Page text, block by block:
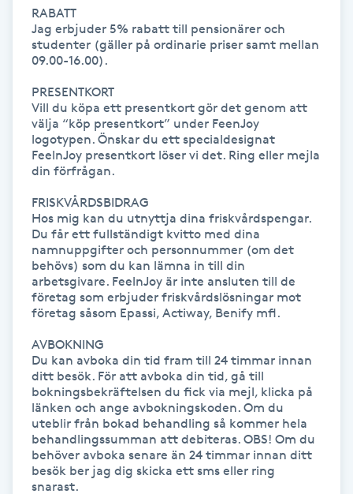
IR-massage
Japansk massage
Katun fransar
Kemisk peeling
Keratinbehandling
Kinesiologi
Kinesisk medicin
Kiropraktik
Klangmassage
RABATT
Jag erbjuder 5% rabatt till pensionärer och
studenter (gäller på ordinarie priser samt mellan
09.00-16.00).
PRESENTKORT
Vill du köpa ett presentkort gör det genom att
välja “köp presentkort” under FeenJoy
logotypen. Önskar du ett specialdesignat
FeelnJoy presentkort löser vi det. Ring eller mejla
din förfrågan.
FRISKVÅRDSBIDRAG
Hos mig kan du utnyttja dina friskvårdspengar.
Du får ett fullständigt kvitto med dina
namnuppgifter och personnummer (om det
behövs) som du kan lämna in till din
arbetsgivare. FeelnJoy är inte ansluten till de
företag som erbjuder friskvårdslösningar mot
företag såsom Epassi, Actiway, Benify mfl.
AVBOKNING
Du kan avboka din tid fram till 24 timmar innan
ditt besök. För att avboka din tid, gå till
bokningsbekräftelsen du fick via mejl, klicka på
länken och ange avbokningskoden. Om du
uteblir från bokad behandling så kommer hela
behandlingssumman att debiteras. OBS! Om du
behöver avboka senare än 24 timmar innan ditt
besök ber jag dig skicka ett sms eller ring
snarast.